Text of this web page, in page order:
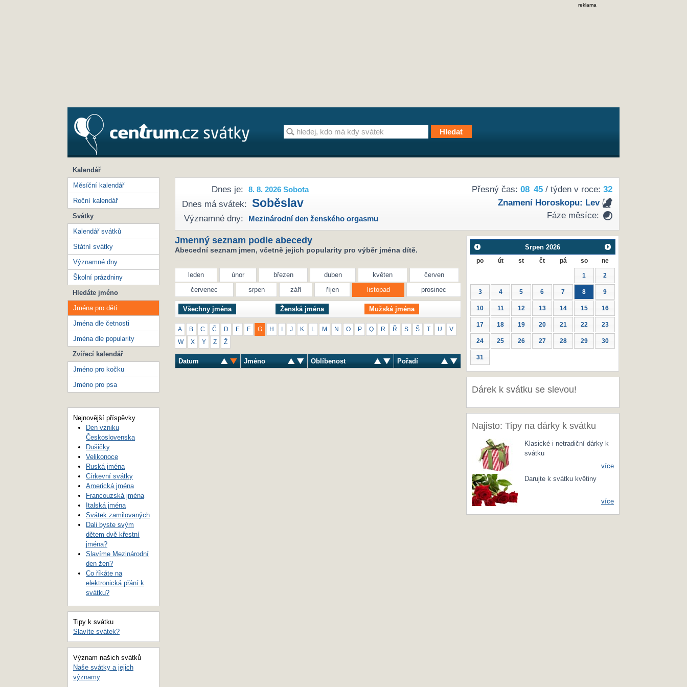
reklama
Přesný čas: 08 45/ týden v roce: 32
Znamení Horoskopu: Lev
Fáze měsíce:
Dnes je: 8. 8. 2026 Sobota
Dnes má svátek: Soběslav
Významné dny: Mezinárodní den ženského orgasmu
Jmenný seznam podle abecedy
Abecední seznam jmen, včetně jejich popularity pro výběr jména dítě.
leden únor březen duben květen
červen
červenec
srpen září říjen listopad prosinec
Všechny jména Ženská jména Mužská jména
A B C Č D E F G H J K M N O P Q R Ř S Š T U V
W X Y Z Ž
Datum Jméno Oblíbenost Pořadí
Srpen 2026
po út st čt pá so ne
1 2
3 4 5 6 7 8 9
10 11 12 13 14 15 16
17 18 19 20 21 22 23
24 25 26 27 28 29 30
31
Dárek k svátku se slevou!
Najisto: Tipy na dárky k svátku
Klasické i netradiční dárky k
svátku
více
Darujte k svátku květiny
více
Kalendář
Měsíční kalendář
Roční kalendář
Svátky
Kalendář svátků
Státní svátky
Významné dny
Školní prázdniny
Hledáte jméno
Jména pro děti
Jména dle četnosti
Jména dle popularity
Zvířecí kalendář
Jméno pro kočku
Jméno pro psa
Nejnovější příspěvky
Den vzniku
Československa
Dušičky
Velikonoce
Ruská jména
Církevní svátky
Americká jména
Francouzská jména
Italská jména
Svátek zamilovaných
Dali byste svým
dětem dvě křestní
jména?
Slavíme Mezinárodní
den žen?
Co říkáte na
elektronická přání k
svátku?
Tipy k svátku
Slavíte svátek?
Význam našich svátků
Naše svátky a jejich
významy